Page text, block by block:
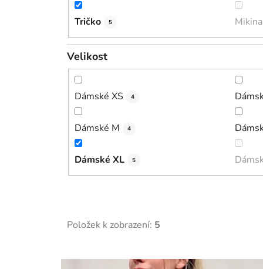
Tričko 5 Mikina
Velikost
Dámské XS 4
Dámské M 4
Dámské XL 5
Položek k zobrazení: 5
V